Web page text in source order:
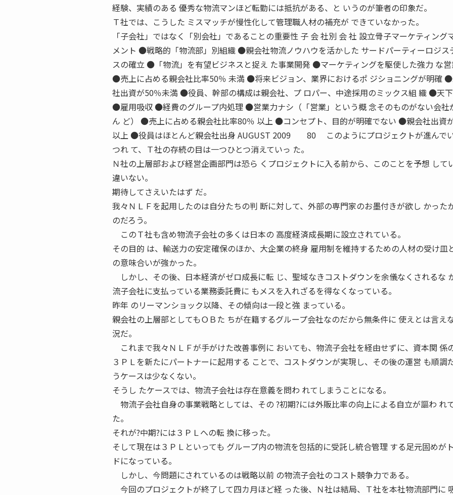
経験、実績のある 優秀な物流マンほど転勤には抵抗がある、と いうのが筆者の印象だ。
Ｔ社では、こうした ミスマッチが慢性化して管理職人材の補充が できていなかった。
「子会社」ではなく「別会社」であることの重要性 子 会 社別 会 社 設立骨子マーケティング
メント ●戦略的「物流部」別組織 ●親会社物流ノウハウを活かした サードパーティーロジス
スの確立 ●「物流」を有望ビジネスと捉え た事業開発 ●マーケティングを駆使した強力 な
●売上に占める親会社比率50％ 未満 ●将来ビジョン、業界におけるポ ジショニングが明確
社出資が50％未満 ●役員、幹部の構成は親会社、プ ロパー、中途採用のミックス組 織 ●天
●雇用吸収 ●経費のグループ内処理 ●営業力ナシ（「営業」という概 念そのものがない会社
ん ど） ●売上に占める親会社比率80％ 以上 ●コンセプト、目的が明確でない ●親会社出資
以上 ●役員はほとんど親会社出身 AUGUST 2009 80 このようにプロジェクトが進んで
つれ て、Ｔ社の存続の目は一つひとつ消えていっ た。
Ｎ社の上層部および経営企画部門は恐ら くプロジェクトに入る前から、このことを予想 して
違いない。
期待してさえいたはず だ。
我々ＮＬＦを起用したのは自分たちの判 断に対して、外部の専門家のお墨付きが欲し かった
のだろう。
このＴ社も含め物流子会社の多くは日本の 高度経済成長期に設立されている。
その目的 は、輸送力の安定確保のほか、大企業の終身 雇用制を維持するための人材の受け皿
の意味合いが強かった。
しかし、その後、日本経済がゼロ成長に転 じ、聖域なきコストダウンを余儀なくされるな
流子会社に支払っている業務委託費に もメスを入れざるを得なくなっている。
昨年 のリーマンショック以降、その傾向は一段と強 まっている。
親会社の上層部としてもＯＢた ちが在籍するグループ会社なのだから無条件に 使えとは言え
況だ。
これまで我々ＮＬＦが手がけた改善事例に おいても、物流子会社を経由せずに、資本関 係
３ＰＬを新たにパートナーに起用する ことで、コストダウンが実現し、その後の運営 も順調
うケースは少なくない。
そうし たケースでは、物流子会社は存在意義を問わ れてしまうことになる。
物流子会社自身の事業戦略としては、その ?初期?には外販比率の向上による自立が謳わ れ
た。
それが?中期?には３ＰＬへの転 換に移った。
そして現在は３ＰＬといっても グループ内の物流を包括的に受託し統合管理 する足元固めが
ドになっている。
しかし、今問題にされているのは戦略以前 の物流子会社のコスト競争力である。
今回のプロジェクトが終了して四カ月ほど経 った後、Ｎ社は結局、Ｔ社を本社物流部門に